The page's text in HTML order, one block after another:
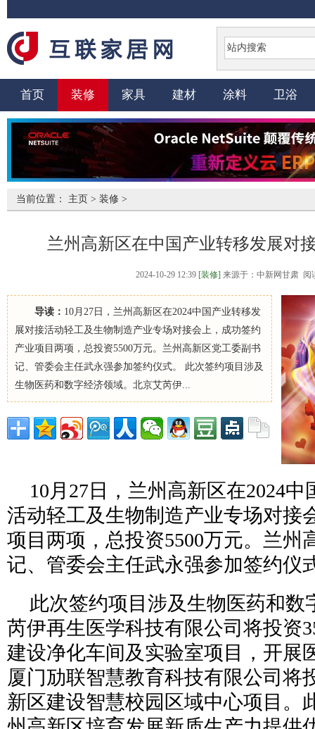
首页 装修 家具 建材 涂料 卫浴
当前位置： 主页 > 装修 >
兰州高新区在中国产业转移发展对
2024-10-29 12:39 [装修] 来源于：中新网甘肃
导读： 10月27日，兰州高新区在2024中国产业转移发
展对接活动轻工及生物制造产业专场对接会上，成功签约
产业项目两项，总投资5500万元。兰州高新区党工委副书
记、管委会主任武永强参加签约仪式。 此次签约项目涉及
生物医药和数字经济领域。北京艾芮伊...
10月27日，兰州高新区在2024
活动轻工及生物制造产业专场对接
项目两项，总投资5500万元。兰州
记、管委会主任武永强参加签约仪
此次签约项目涉及生物医药和数
芮伊再生医学科技有限公司将投资
建设净化车间及实验室项目，开展
厦门劢联智慧教育科技有限公司将
新区建设智慧校园区域中心项目。